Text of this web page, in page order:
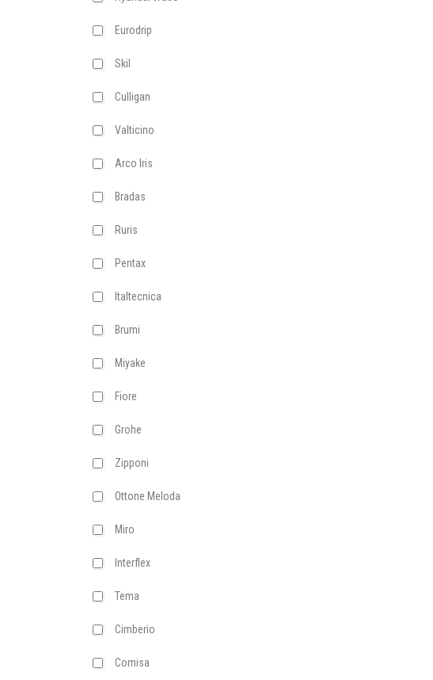
Eurodrip
Skil
Culligan
Valticino
Arco Iris
Bradas
Ruris
Pentax
Italtecnica
Brumi
Miyake
Fiore
Grohe
Zipponi
Ottone Meloda
Miro
Interflex
Tema
Cimberio
Comisa